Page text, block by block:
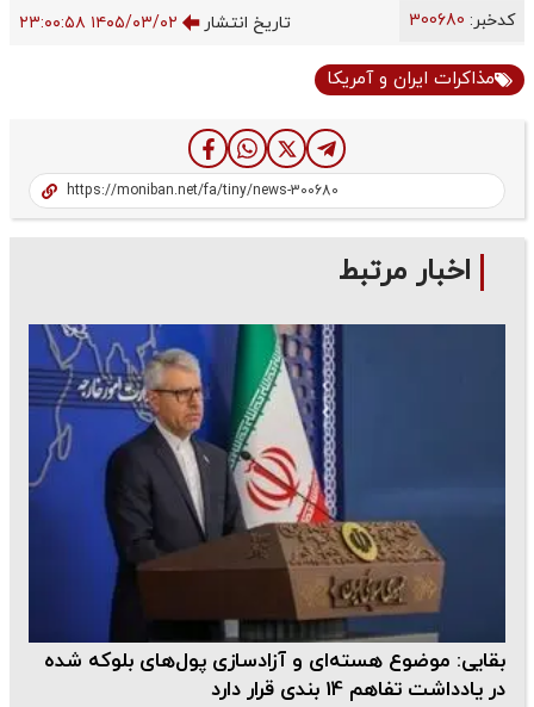
کدخبر: تاریخ انتشار ۱۴۰۵/۰۳/۰۲ ۲۳:۰۰:۵۸
مذاکرات ایران و آمریکا
اخبار مرتبط
بقایی: موضوع هسته‌ای و آزادسازی پول‌های بلوکه شده
در یادداشت تفاهم 14 بندی قرار دارد